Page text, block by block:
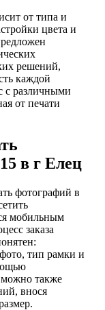
от типа и
цвета и
решений,
каждой
с различными
от печати
в г Елец
фотографий в
мобильным
заказа
тип рамки и
можно также
внося